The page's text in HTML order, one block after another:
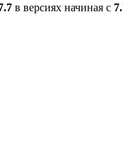
в версиях начиная с